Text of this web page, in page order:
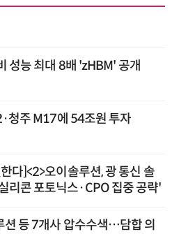
성능 최대 8배 'zHBM' 공개
청주 M17에 54조원 투자
다]<2>오이솔루션, 광 통신 솔
리콘 포토닉스·CPO 집중 공략'
션 등 7개사 압수수색…담합 의